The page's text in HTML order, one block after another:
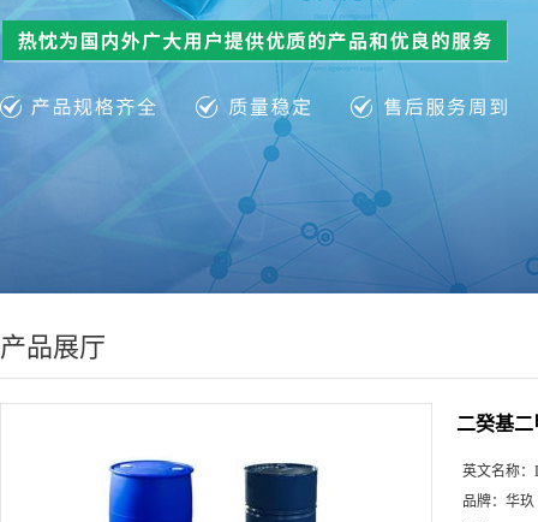
产品展厅
二癸基
英文名称：
品牌： 华玖